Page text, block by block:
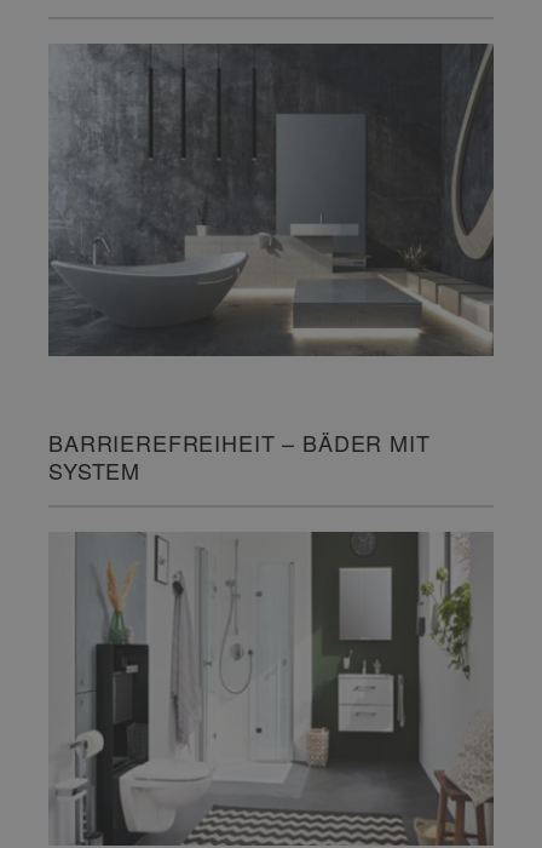
BARRIEREFREIHEIT – BÄDER MIT
SYSTEM